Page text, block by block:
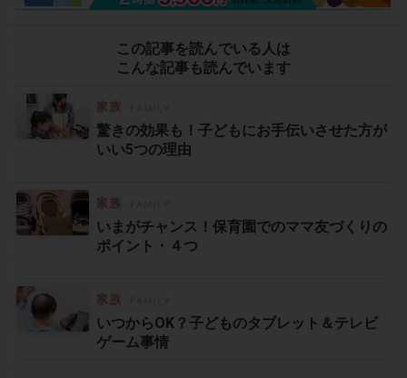
この記事を読んでいる人は
こんな記事も読んでいます
驚きの効果も！子どもにお手伝いさせた方が
いい5つの理由
いまがチャンス！保育園でのママ友づくりの
ポイント・４つ
いつからOK？子どものタブレット＆テレビ
ゲーム事情